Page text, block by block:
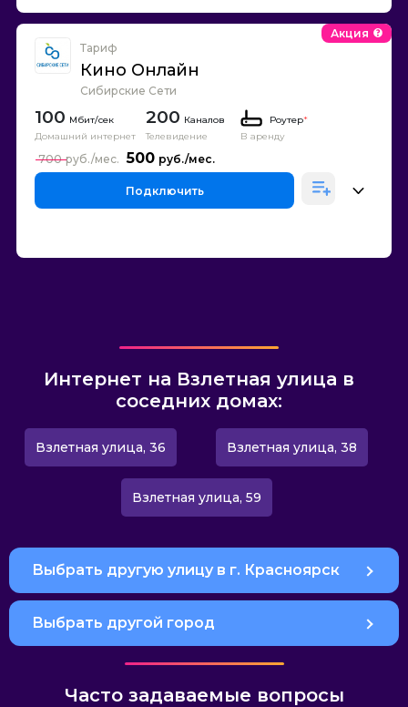
Тариф
Кино Онлайн
Сибирские Сети
Акция
100
Домашний интернет
200 Каналов
Телевидение
Роутер*
В аренду
500
700
Подключить
Интернет на Взлетная улица в
соседних домах:
Взлетная улица, 36 Взлетная улица, 38
Взлетная улица, 59
Выбрать другую улицу в г. Красноярск
Выбрать другой город
Часто задаваемые вопросы